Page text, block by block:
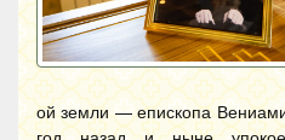
ой земли — епископа